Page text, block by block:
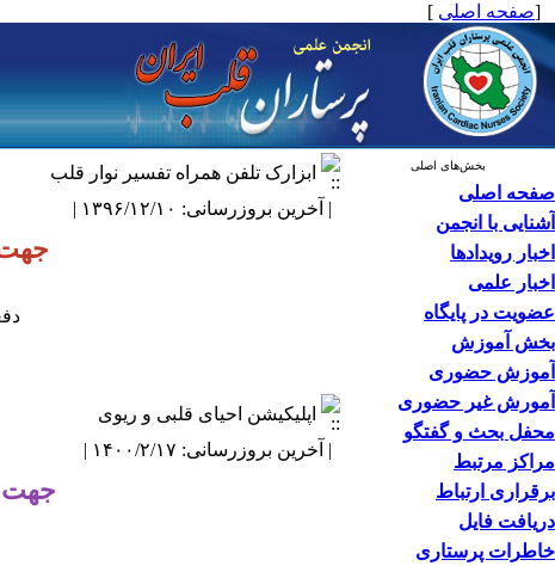
[صفحه اصلی ]
بخش‌های اصلی
صفحه اصلی
آشنایی با انجمن
اخبار رویدادها
اخبار علمی
عضویت در پایگاه
بخش آموزش
آموزش حضوری
آمورش غیر حضوری
محفل بحث و گفتگو
مراکز مرتبط
برقراری ارتباط
دریافت فایل
خاطرات پرستاری
ابزارک تلفن همراه تفسیر نوار قلب
| آخرین بروزرسانی: ۱۳۹۶/۱۲/۱۰ |
جهت
اپلیکیشن احیای قلبی و ریوی
| آخرین بروزرسانی: ۱۴۰۰/۲/۱۷ |
جهت